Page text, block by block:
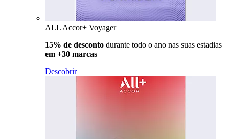
ALL Accor+ Voyager
15% de desconto durante todo o ano nas suas estadias
em +30 marcas
Descobrir